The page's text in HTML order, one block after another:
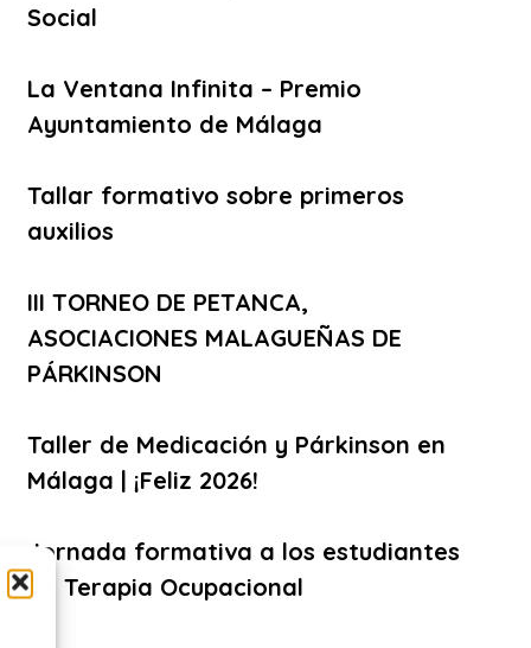
Social
La Ventana Infinita – Premio
Ayuntamiento de Málaga
Tallar formativo sobre primeros
auxilios
III TORNEO DE PETANCA,
ASOCIACIONES MALAGUEÑAS DE
PÁRKINSON
Taller de Medicación y Párkinson en
Málaga | ¡Feliz 2026!
Jornada formativa a los estudiantes
de Terapia Ocupacional